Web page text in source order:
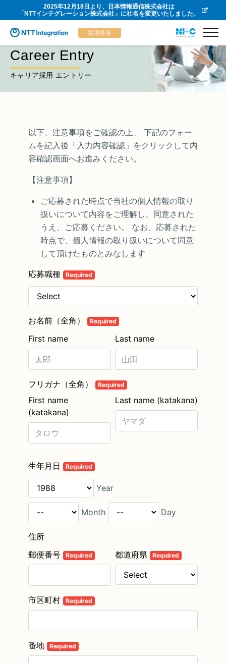
2025年12月18日より、日本情報通信株式会社は
「NTTインテグレーション株式会社」に社名を変更いたしました。
採用情報
Career Entry
キャリア採用 エントリー